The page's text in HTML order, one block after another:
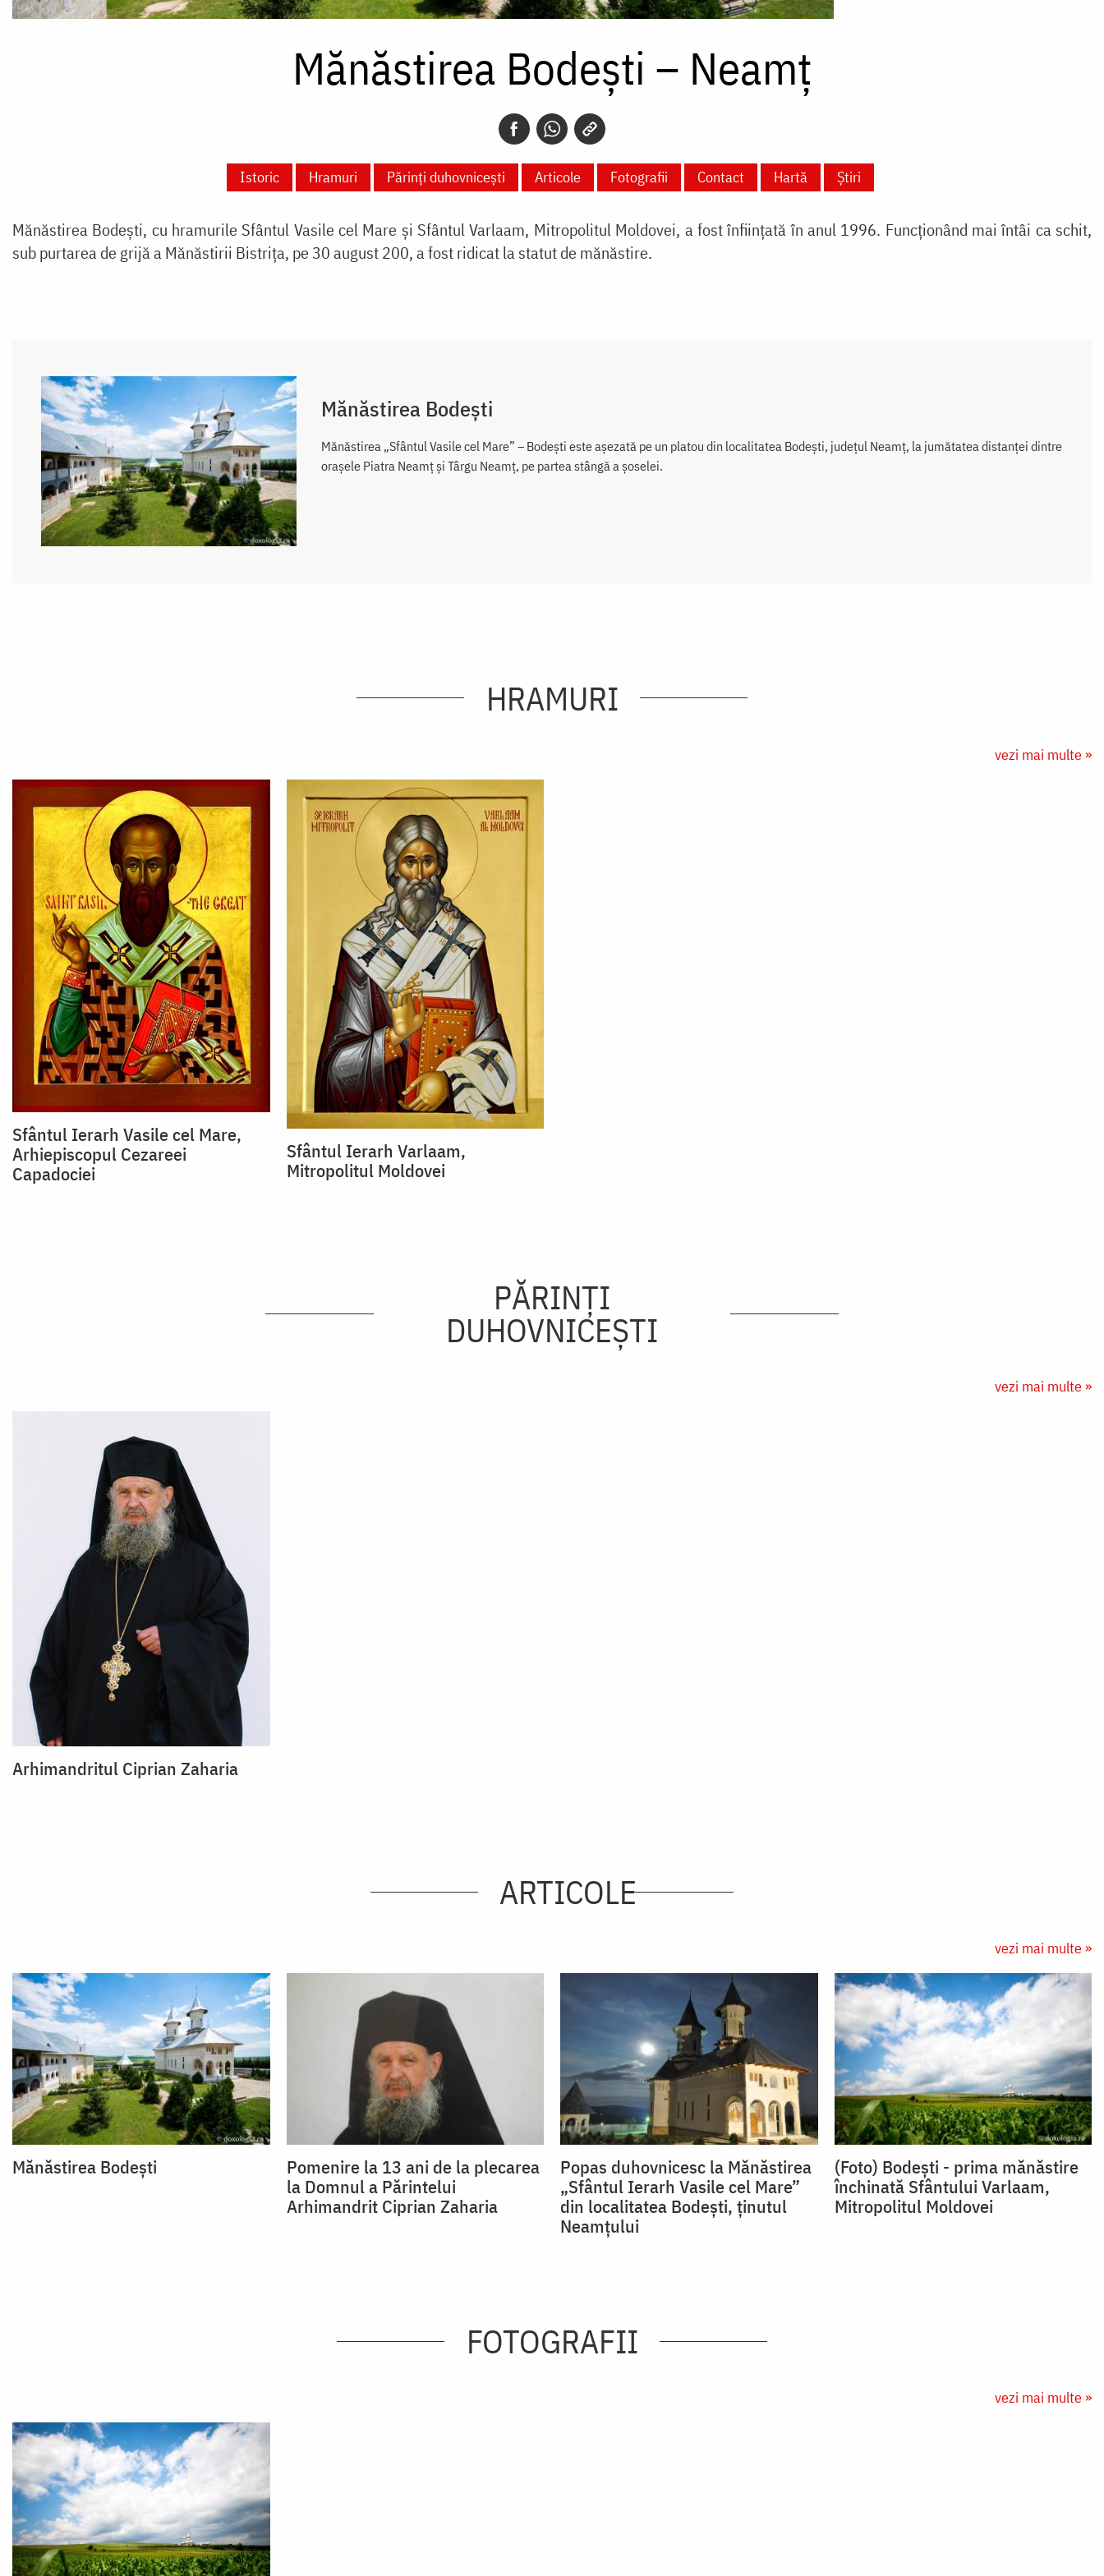
Mănăstirea Bodești – Neamț
Istoric Hramuri Părinți duhovnicești Articole Fotografii Contact Hartă Știri
Mănăstirea Bodeşti, cu hramurile Sfântul Vasile cel Mare și Sfântul Varlaam, Mitropolitul Moldovei, a fost înființată în anul 1996. Funcționând mai întâi ca schit,
sub purtarea de grijă a Mănăstirii Bistrița, pe 30 august 200, a fost ridicat la statut de mănăstire.
Mănăstirea Bodești
Mănăstirea „Sfântul Vasile cel Mare” – Bodeşti este aşezată pe un platou din localitatea Bodeşti, judeţul Neamţ, la jumătatea distanţei dintre
oraşele Piatra Neamţ şi Târgu Neamţ, pe partea stângă a şoselei.
HRAMURI
vezi mai multe »
Sfântul Ierarh Vasile cel Mare,
Arhiepiscopul Cezareei
Capadociei
Sfântul Ierarh Varlaam,
Mitropolitul Moldovei
PĂRINȚI
DUHOVNICEȘTI
vezi mai multe »
Arhimandritul Ciprian Zaharia
ARTICOLE
vezi mai multe »
Mănăstirea Bodești
Pomenire la 13 ani de la plecarea
la Domnul a Părintelui
Arhimandrit Ciprian Zaharia
Popas duhovnicesc la Mănăstirea
„Sfântul Ierarh Vasile cel Mare”
din localitatea Bodeşti, ţinutul
Neamţului
(Foto) Bodești - prima mănăstire
închinată Sfântului Varlaam,
Mitropolitul Moldovei
FOTOGRAFII
vezi mai multe »